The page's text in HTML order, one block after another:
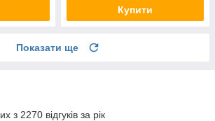
Купити
Показати ще
з 2270 відгуків за рік